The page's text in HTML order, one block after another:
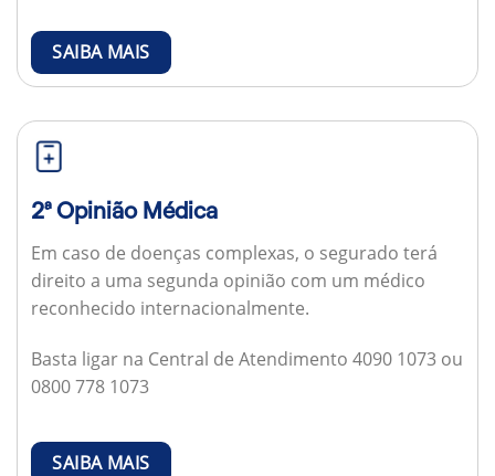
SAIBA MAIS
2ª Opinião Médica
Em caso de doenças complexas, o segurado terá
direito a uma segunda opinião com um médico
reconhecido internacionalmente.
Basta ligar na Central de Atendimento 4090 1073 ou
0800 778 1073
SAIBA MAIS